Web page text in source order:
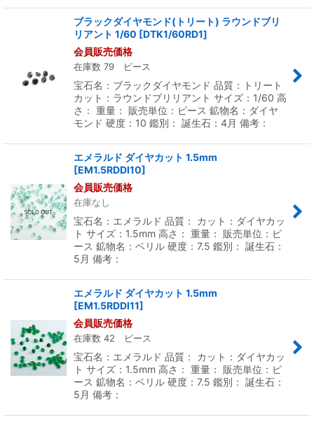
ブラックダイヤモンド(トリート) ラウンドブリ
リアント 1/60 [DTK1/60RD1]
会員販売価格
在庫数 79 ピース
宝石名：ブラックダイヤモンド 品質：トリート
カット：ラウンドブリリアント サイズ：1/60 高
さ： 重量： 販売単位：ピース 鉱物名：ダイヤ
モンド 硬度：10 鑑別： 誕生石：4月 備考：
エメラルド ダイヤカット 1.5mm
[EM1.5RDDI10]
会員販売価格
在庫なし
宝石名：エメラルド 品質： カット：ダイヤカッ
ト サイズ：1.5mm 高さ： 重量： 販売単位：ピ
ース 鉱物名：ベリル 硬度：7.5 鑑別： 誕生石：
5月 備考：
エメラルド ダイヤカット 1.5mm
[EM1.5RDDI11]
会員販売価格
在庫数 42 ピース
宝石名：エメラルド 品質： カット：ダイヤカッ
ト サイズ：1.5mm 高さ： 重量： 販売単位：ピ
ース 鉱物名：ベリル 硬度：7.5 鑑別： 誕生石：
5月 備考：